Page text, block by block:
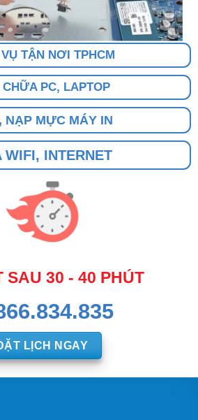
TẬN NƠI TPHCM
PC, LAPTOP
NẠP MỰC MÁY IN
WIFI, INTERNET
SAU 30 - 40 PHÚT
LỊCH NGAY